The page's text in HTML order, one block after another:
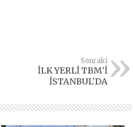
Sonraki
İLK YERLİ TBM’İ
İSTANBUL’DA